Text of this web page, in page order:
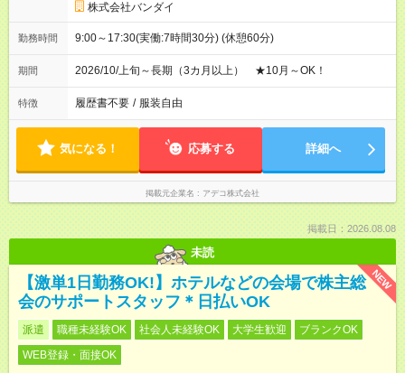
株式会社バンダイ
勤務時間 9:00～17:30(実働:7時間30分) (休憩60分)
期間 2026/10/上旬～長期（3カ月以上） ★10月～OK！
特徴 履歴書不要 / 服装自由
気になる！ 応募する 詳細へ
掲載元企業名 アデコ株式会社
掲載日：2026.08.08
未読
NEW
【激単1日勤務OK!】ホテルなどの会場で株主総
会のサポートスタッフ＊日払いOK
派遣 職種未経験OK 社会人未経験OK 大学生歓迎
ブランクOK
WEB登録・面接OK